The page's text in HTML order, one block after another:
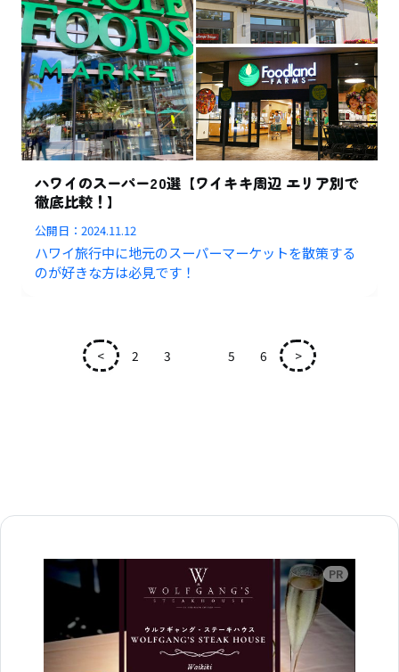
ハワイのスーパー20選【ワイキキ周辺 エリア別で
徹底比較！】
公開日：2024.11.12
ハワイ旅行中に地元のスーパーマーケットを散策する
のが好きな方は必見です！
< 2 3 5 6 >
広告